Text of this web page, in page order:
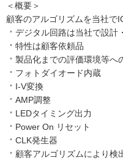
＜概要＞
顧客のアルゴリズムを当社で
デジタル回路は当社で設計
特性は顧客依頼品
製品化までの評価環境等へ
フォトダイオード内蔵
I-V変換
AMP調整
LEDタイミング出力
Power On リセット
CLK発生器
顧客アルゴリズムにより検